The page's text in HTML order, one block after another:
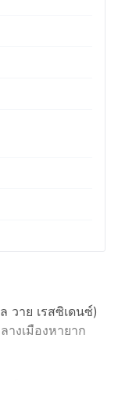
วาย เรสซิเดนซ์)
างเมืองหายาก
ล็อก